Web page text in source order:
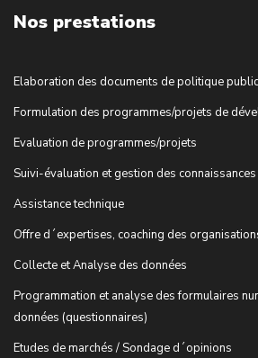
Nos prestations
Elaboration des documents de politique
Formulation des programmes/projets de
Evaluation de programmes/projets
Suivi-évaluation et gestion des connaissances
Assistance technique
Offre d´expertises, coaching des
Collecte et Analyse des données
Programmation et analyse des formulaires
données (questionnaires)
Etudes de marchés / Sondage d´opinions